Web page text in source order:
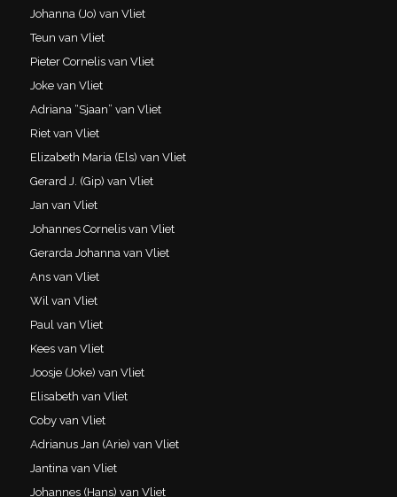
Johanna (Jo) van Vliet
Teun van Vliet
Pieter Cornelis van Vliet
Joke van Vliet
Adriana “Sjaan” van Vliet
Riet van Vliet
Elizabeth Maria (Els) van Vliet
Gerard J. (Gip) van Vliet
Jan van Vliet
Johannes Cornelis van Vliet
Gerarda Johanna van Vliet
Ans van Vliet
Wil van Vliet
Paul van Vliet
Kees van Vliet
Joosje (Joke) van Vliet
Elisabeth van Vliet
Coby van Vliet
Adrianus Jan (Arie) van Vliet
Jantina van Vliet
Johannes (Hans) van Vliet